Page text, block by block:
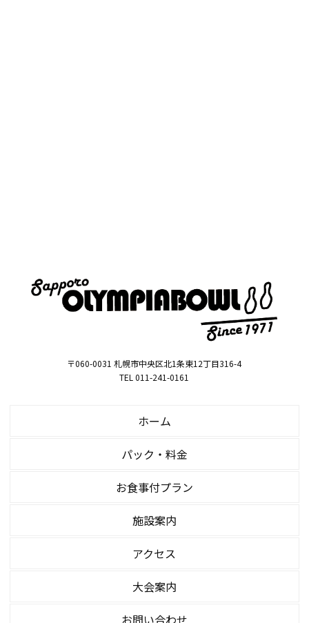
〒060-0031 札幌市中央区北1条東12丁目316-4
TEL 011-241-0161
ホーム
パック・料金
お食事付プラン
施設案内
アクセス
大会案内
お問い合わせ